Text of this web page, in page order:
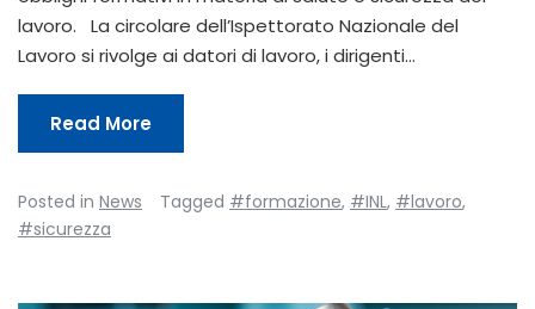
lavoro. La circolare dell’Ispettorato Nazionale del
Lavoro si rivolge ai datori di lavoro, i dirigenti…
Read More
Posted in News Tagged #formazione, #INL, #lavoro,
#sicurezza